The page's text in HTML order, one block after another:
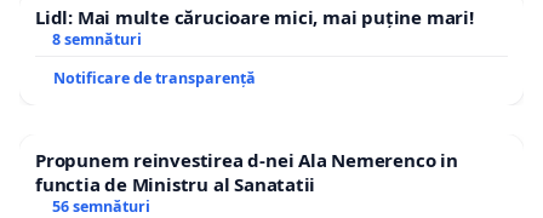
Lidl: Mai multe cărucioare mici, mai puține mari!
8 semnături
Notificare de transparență
Propunem reinvestirea d-nei Ala Nemerenco in
functia de Ministru al Sanatatii
56 semnături